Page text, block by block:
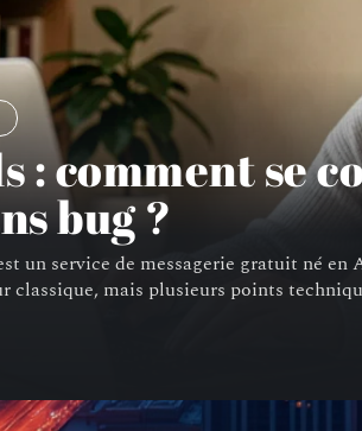
: comment se
bug ?
un service de messagerie gratuit né
classique, mais plusieurs points